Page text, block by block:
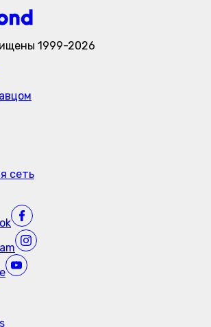
1999-2026
сеть